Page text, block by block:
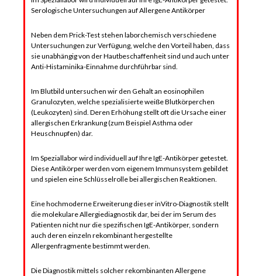
Serologische Untersuchungen auf Allergene Antikörper
Neben dem Prick-Test stehen laborchemisch verschiedene
Untersuchungen zur Verfügung, welche den Vorteil haben, dass
sie unabhängig von der Hautbeschaffenheit sind und auch unter
Anti-Histaminika-Einnahme durchführbar sind.
Im Blutbild untersuchen wir den Gehalt an eosinophilen
Granulozyten, welche spezialisierte weiße Blutkörperchen
(Leukozyten) sind. Deren Erhöhung stellt oft die Ursache einer
allergischen Erkrankung (zum Beispiel Asthma oder
Heuschnupfen) dar.
Im Speziallabor wird individuell auf Ihre IgE-Antikörper getestet.
Diese Antikörper werden vom eigenem Immunsystem gebildet
und spielen eine Schlüsselrolle bei allergischen Reaktionen.
Eine hochmoderne Erweiterung dieser inVitro-Diagnostik stellt
die molekulare Allergiediagnostik dar, bei der im Serum des
Patienten nicht nur die spezifischen IgE-Antikörper, sondern
auch deren einzeln rekombinant hergestellte
Allergenfragmente bestimmt werden.
Die Diagnostik mittels solcher rekombinanten Allergene